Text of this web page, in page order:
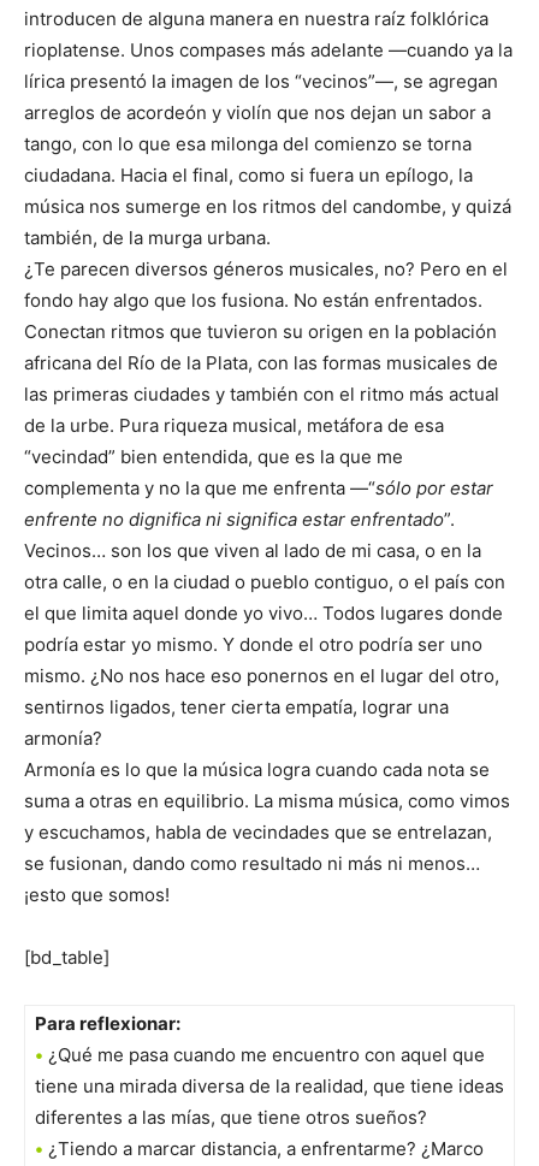
introducen de alguna manera en nuestra raíz folklórica
rioplatense. Unos compases más adelante —cuando ya la
lírica presentó la imagen de los “vecinos”—, se agregan
arreglos de acordeón y violín que nos dejan un sabor a
tango, con lo que esa milonga del comienzo se torna
ciudadana. Hacia el final, como si fuera un epílogo, la
música nos sumerge en los ritmos del candombe, y quizá
también, de la murga urbana.
¿Te parecen diversos géneros musicales, no? Pero en el
fondo hay algo que los fusiona. No están enfrentados.
Conectan ritmos que tuvieron su origen en la población
africana del Río de la Plata, con las formas musicales de
las primeras ciudades y también con el ritmo más actual
de la urbe. Pura riqueza musical, metáfora de esa
“vecindad” bien entendida, que es la que me
complementa y no la que me enfrenta —“sólo por estar
enfrente no dignifica ni significa estar enfrentado”.
Vecinos… son los que viven al lado de mi casa, o en la
otra calle, o en la ciudad o pueblo contiguo, o el país con
el que limita aquel donde yo vivo… Todos lugares donde
podría estar yo mismo. Y donde el otro podría ser uno
mismo. ¿No nos hace eso ponernos en el lugar del otro,
sentirnos ligados, tener cierta empatía, lograr una
armonía?
Armonía es lo que la música logra cuando cada nota se
suma a otras en equilibrio. La misma música, como vimos
y escuchamos, habla de vecindades que se entrelazan,
se fusionan, dando como resultado ni más ni menos…
¡esto que somos!
[bd_table]
Para reflexionar:
• ¿Qué me pasa cuando me encuentro con aquel que
tiene una mirada diversa de la realidad, que tiene ideas
diferentes a las mías, que tiene otros sueños?
• ¿Tiendo a marcar distancia, a enfrentarme? ¿Marco